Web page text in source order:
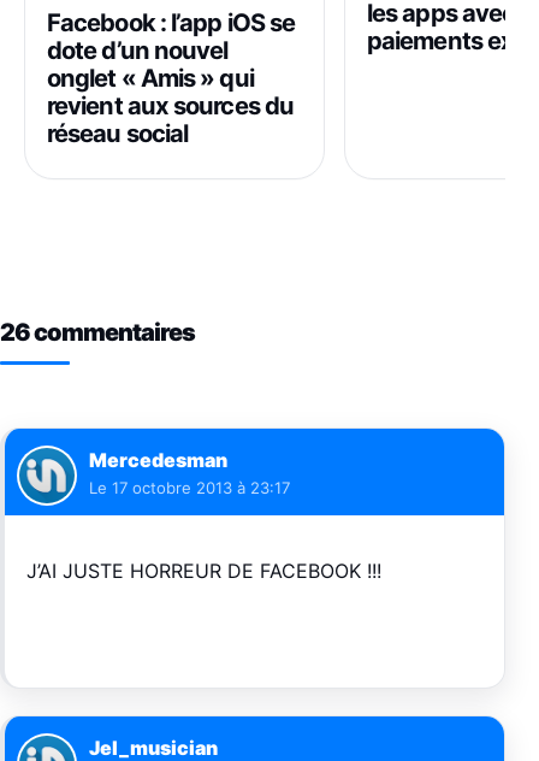
Facebook : l’app iOS se
dote d’un nouvel
onglet « Amis » qui
revient aux sources du
réseau social
les apps avec
paiements
26 commentaires
Mercedesman
Le 17 octobre 2013 à 23:17
J’AI JUSTE HORREUR DE FACEBOOK !!!
Jel_musician